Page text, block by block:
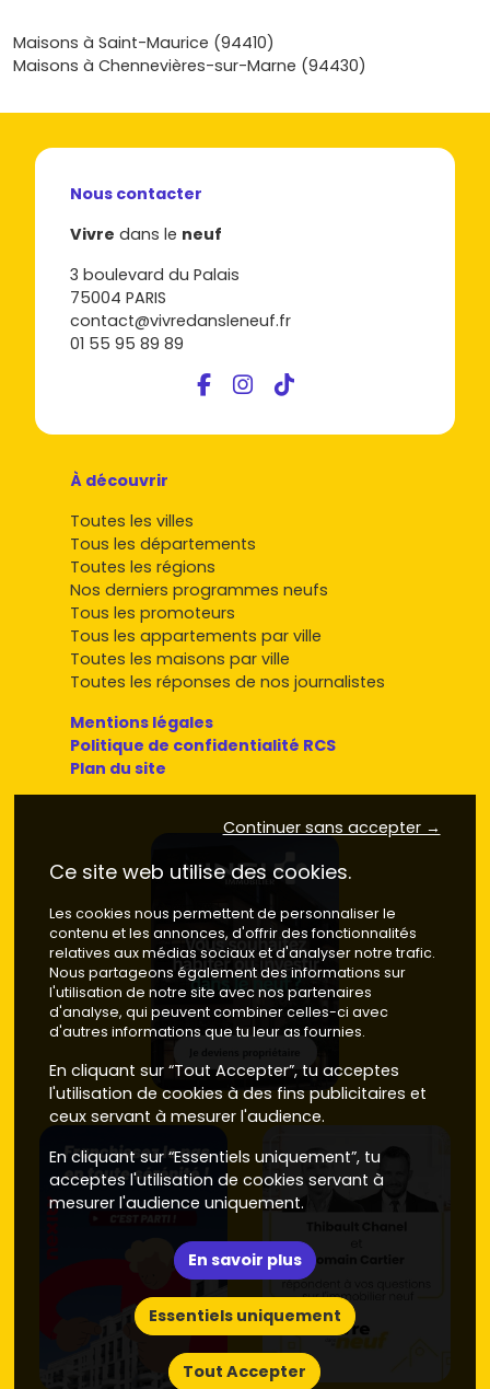
Maisons à Saint-Maurice (94410)
Maisons à Chennevières-sur-Marne (94430)
Nous contacter
Vivre dans le neuf
3 boulevard du Palais
75004 PARIS
contact@vivredansleneuf.fr
01 55 95 89 89
À découvrir
Toutes les villes
Tous les départements
Toutes les régions
Nos derniers programmes neufs
Tous les promoteurs
Tous les appartements par ville
Toutes les maisons par ville
Toutes les réponses de nos journalistes
Mentions légales
Politique de confidentialité RCS
Plan du site
Continuer sans accepter →
Ce site web utilise des cookies.
Les cookies nous permettent de personnaliser le
contenu et les annonces, d'offrir des fonctionnalités
relatives aux médias sociaux et d'analyser notre trafic.
Nous partageons également des informations sur
l'utilisation de notre site avec nos partenaires
d'analyse, qui peuvent combiner celles-ci avec
d'autres informations que tu leur as fournies.
En cliquant sur “Tout Accepter”, tu acceptes
l'utilisation de cookies à des fins publicitaires et
ceux servant à mesurer l'audience.
En cliquant sur “Essentiels uniquement”, tu
acceptes l'utilisation de cookies servant à
mesurer l'audience uniquement.
En savoir plus
Essentiels uniquement
Tout Accepter